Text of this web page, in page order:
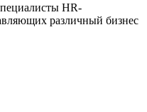
HR-
различный бизнес